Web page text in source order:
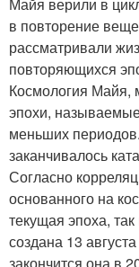
в повторение
рассматривали
повторяющихся
Космология Майя,
эпохи,
меньших
заканчивалось
Согласно
основанного на
текущая эпоха,
создана 13
закончится она в